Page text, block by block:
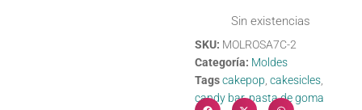
Sin existencias
SKU: MOLROSA7C-2
Categoría: Moldes
Tagscakepop ,cakesicles
candy bar,pasta de goma